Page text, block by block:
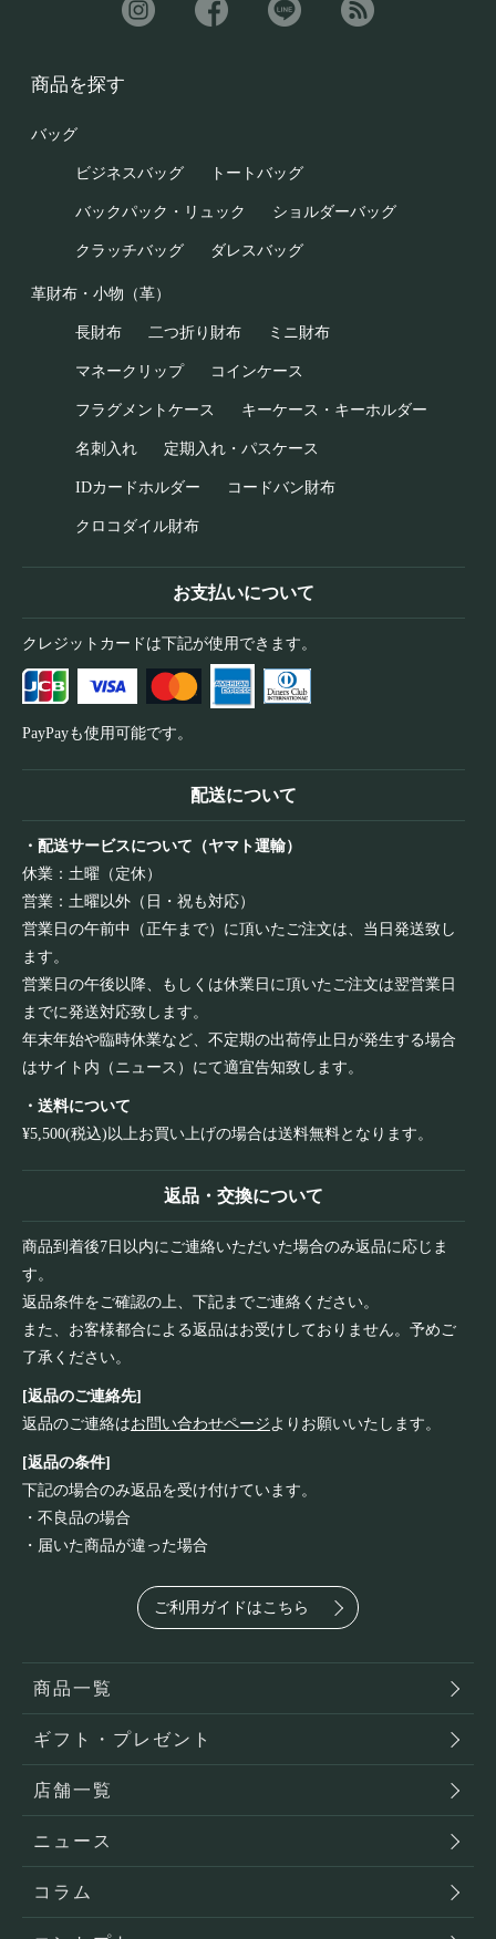
商品を探す
バッグ
ビジネスバッグ トートバッグ
バックパック・リュック ショルダーバッグ
クラッチバッグ ダレスバッグ
革財布・小物（革）
長財布 二つ折り財布 ミニ財布
マネークリップ コインケース
フラグメントケース キーケース・キーホルダー
名刺入れ 定期入れ・パスケース
IDカードホルダー コードバン財布
クロコダイル財布
お支払いについて
クレジットカードは下記が使用できます。
PayPayも使用可能です。
配送について
・配送サービスについて（ヤマト運輸）
休業：土曜（定休）
営業：土曜以外（日・祝も対応）
営業日の午前中（正午まで）に頂いたご注文は、当日発送致し
ます。
営業日の午後以降、もしくは休業日に頂いたご注文は翌営業日
までに発送対応致します。
年末年始や臨時休業など、不定期の出荷停止日が発生する場合
はサイト内（ニュース）にて適宜告知致します。
・送料について
¥5,500(税込)以上お買い上げの場合は送料無料となります。
返品・交換について
商品到着後7日以内にご連絡いただいた場合のみ返品に応じま
す。
返品条件をご確認の上、下記までご連絡ください。
また、お客様都合による返品はお受けしておりません。予めご
了承ください。
[返品のご連絡先]
返品のご連絡はお問い合わせページよりお願いいたします。
[返品の条件]
下記の場合のみ返品を受け付けています。
・不良品の場合
・届いた商品が違った場合
ご利用ガイドはこちら
商品一覧
ギフト・プレゼント
店舗一覧
ニュース
コラム